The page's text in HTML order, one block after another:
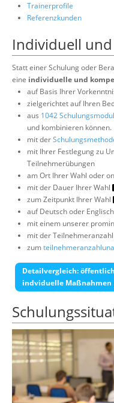
Trainerprofile
Referenzkunden
Individuell
Statt einer Schulung oder
eine individuelle und
auf Basis Ihrer
zielgerichtet auf Ihren
aus 1042
und kombinieren können.
mit der
mit Ihrer Festlegung zu
Teilnehmerübungen
am Ort Ihrer Wahl oder
mit der Dauer Ihrer Wahl
zum Zeitpunkt Ihrer Wahl
auf Deutsch oder Englisch
mit einem unserer
mit der
zum
Detailvergleich:
indviduelle Maßnahmen